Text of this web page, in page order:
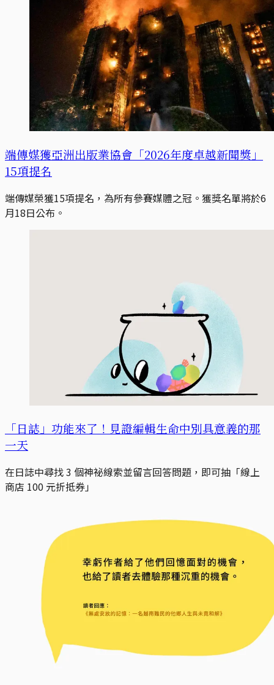
端傳媒獲亞洲出版業協會「2026年度卓越新聞獎」
15項提名
端傳媒榮獲15項提名，為所有參賽媒體之冠。獲獎名單將於6
月18日公布。
「日誌」功能來了！見證編輯生命中別具意義的那
一天
在日誌中尋找 3 個神祕線索並留言回答問題，即可抽「線上
商店 100 元折抵券」